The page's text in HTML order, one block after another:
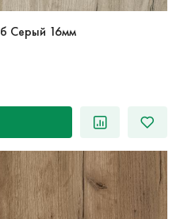
Серый 16мм